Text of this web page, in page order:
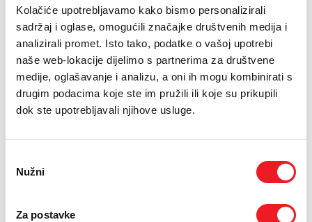
Kolačiće upotrebljavamo kako bismo personalizirali
sadržaj i oglase, omogućili značajke društvenih medija i
analizirali promet. Isto tako, podatke o vašoj upotrebi
naše web-lokacije dijelimo s partnerima za društvene
medije, oglašavanje i analizu, a oni ih mogu kombinirati s
drugim podacima koje ste im pružili ili koje su prikupili
dok ste upotrebljavali njihove usluge.
pristanka
Nužni
Za postavke
korisnicima omogućio njihovu dostupnost samo nekoliko
dana nakon svjetske premijere.
Serija uređaja HUAWEI P30 predstavlja nastavak tradicije
HUAWEI P serije.
Radi se o najnaprednijoj seriji kamera pametnih telefona.
sasvim sigurno, percepciju mobilne fotografije i postaviti
pravila za iduću generaciju pametnih telefona, omogućujući
korisnicima uhvatiti istinsku ljepotu koja ih okružuje, putem
direktor Terminalnog odjela Huawei BiH.